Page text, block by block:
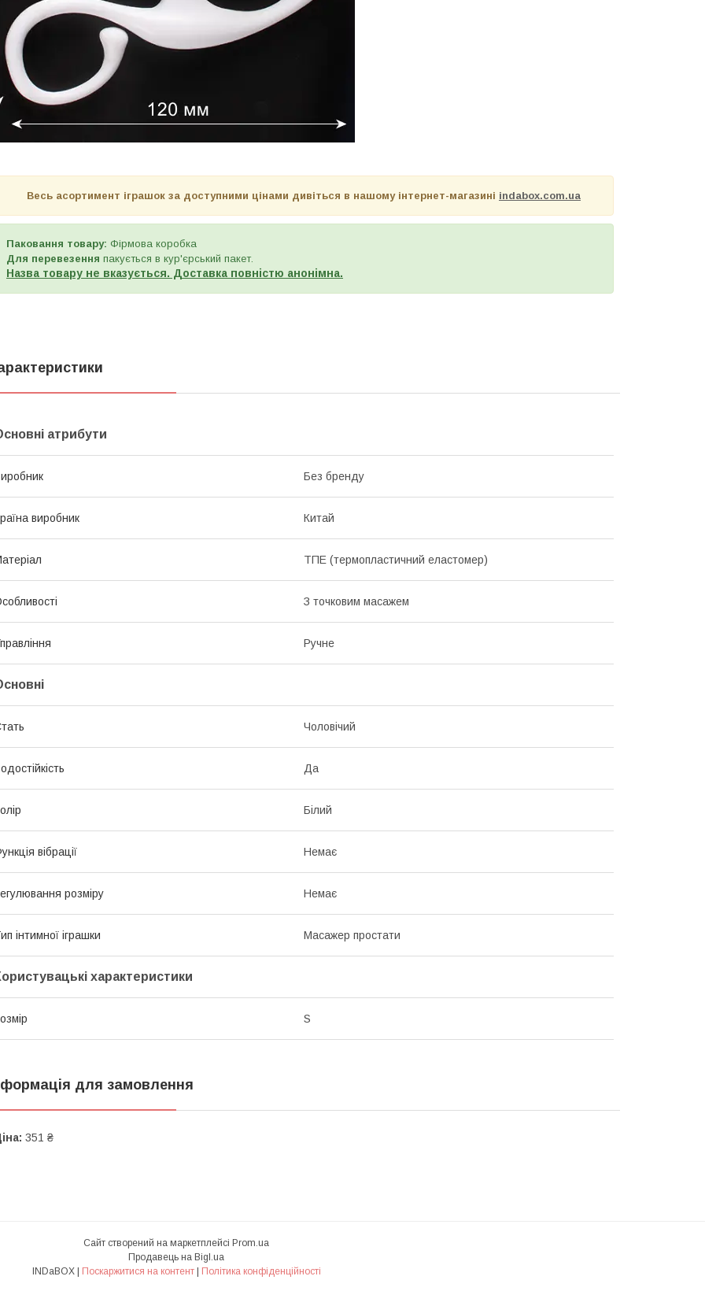
Весь асортимент іграшок за доступними цінами дивіться в нашому інтернет-магазині indabox.com.ua
Паковання товару: Фірмова коробка
Для перевезення пакується в кур'єрський пакет.
Назва товару не вказується. Доставка повністю анонімна.
атрибути
Без бренду
виробник Китай
ТПЕ (термопластичний еластомер)
З точковим масажем
Ручне
Чоловічий
Да
Білий
вібрації Немає
розміру Немає
інтимної іграшки Масажер простати
характеристики
S
для замовлення
351 ₴
Сайт створений на маркетплейсі Prom.ua
Продавець на Bigl.ua
Поскаржитися на контент Політика конфіденційності